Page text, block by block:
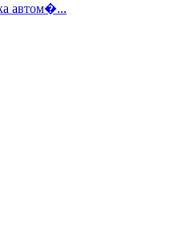
автом�...